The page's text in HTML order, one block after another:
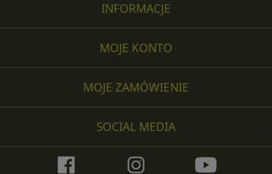
MOJE ZAMÓWIENIE
MOJE KONTO
INFORMACJE
SOCIAL MEDIA